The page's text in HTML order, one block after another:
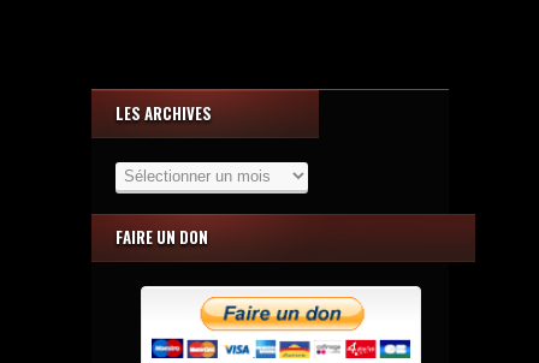
LES ARCHIVES
Archives
FAIRE UN DON